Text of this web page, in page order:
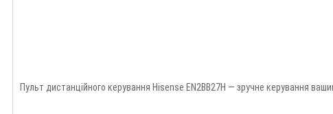
Пульт дистанційного керування Hisense EN2BB27H — зручне керування